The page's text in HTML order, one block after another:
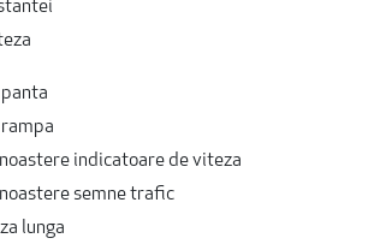
indicatoare de viteza
semne trafic
lunga